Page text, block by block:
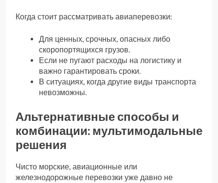
Когда стоит рассматривать авиаперевозки:
Для ценных, срочных, опасных либо
скоропортящихся грузов.
Если не пугают расходы на логистику и
важно гарантировать сроки.
В ситуациях, когда другие виды транспорта
невозможны.
Альтернативные способы и
комбинации: мультимодальные
решения
Чисто морские, авиационные или
железнодорожные перевозки уже давно не